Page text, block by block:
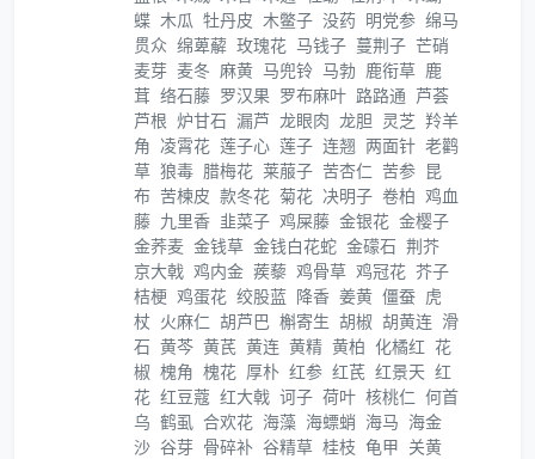
蝶 木瓜 牡丹皮 木鳖子 没药 明党参 绵马
贯众 绵萆薢 玫瑰花 马钱子 蔓荆子 芒硝
麦芽 麦冬 麻黄 马兜铃 马勃 鹿衔草 鹿
茸 络石藤 罗汉果 罗布麻叶 路路通 芦荟
芦根 炉甘石 漏芦 龙眼肉 龙胆 灵芝 羚羊
角 凌霄花 莲子心 莲子 连翘 两面针 老鹳
草 狼毒 腊梅花 莱菔子 苦杏仁 苦参 昆
布 苦楝皮 款冬花 菊花 决明子 卷柏 鸡血
藤 九里香 韭菜子 鸡屎藤 金银花 金樱子
金荞麦 金钱草 金钱白花蛇 金礞石 荆芥
京大戟 鸡内金 蒺藜 鸡骨草 鸡冠花 芥子
桔梗 鸡蛋花 绞股蓝 降香 姜黄 僵蚕 虎
杖 火麻仁 胡芦巴 槲寄生 胡椒 胡黄连 滑
石 黄芩 黄芪 黄连 黄精 黄柏 化橘红 花
椒 槐角 槐花 厚朴 红参 红芪 红景天 红
花 红豆蔻 红大戟 诃子 荷叶 核桃仁 何首
乌 鹤虱 合欢花 海藻 海螵蛸 海马 海金
沙 谷芽 骨碎补 谷精草 桂枝 龟甲 关黄